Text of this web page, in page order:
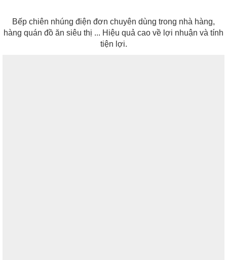
Bếp chiên nhúng điện đơn chuyên dùng trong nhà hàng,
hàng quán đồ ăn siêu thị ... Hiệu quả cao về lợi nhuận và tính
tiện lợi.